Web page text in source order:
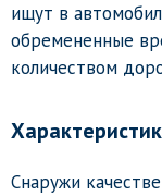
ищут в
обремененные
количеством
Снаружи